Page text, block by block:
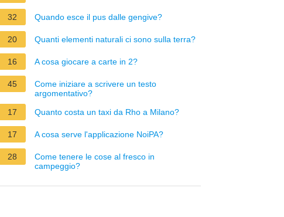
32 Quando esce il pus dalle gengive?
20 Quanti elementi naturali ci sono sulla terra?
16 A cosa giocare a carte in 2?
45
Come iniziare a scrivere un testo
argomentativo?
17
Quanto costa un taxi da Rho a Milano?
17 A cosa serve l'applicazione NoiPA?
28
Come tenere le cose al fresco in
campeggio?